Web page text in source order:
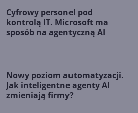
Cyfrowy personel pod
kontrolą IT. Microsoft ma
sposób na agentyczną AI
Nowy poziom automatyzacji.
Jak inteligentne agenty AI
zmieniają firmy?